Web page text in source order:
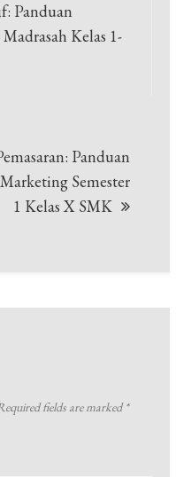
Panduan
Kelas 1-
Panduan
Semester
1 Kelas X SMK
fields are marked*